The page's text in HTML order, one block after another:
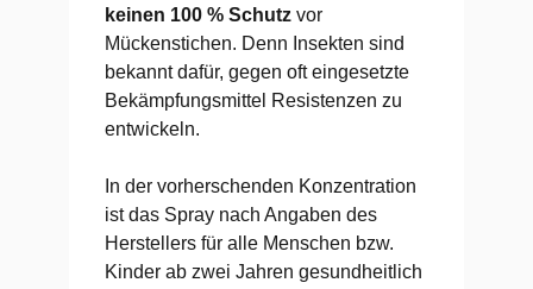
keinen 100 % Schutz vor
Mückenstichen. Denn Insekten sind
bekannt dafür, gegen oft eingesetzte
Bekämpfungsmittel Resistenzen zu
entwickeln.
In der vorherschenden Konzentration
ist das Spray nach Angaben des
Herstellers für alle Menschen bzw.
Kinder ab zwei Jahren gesundheitlich